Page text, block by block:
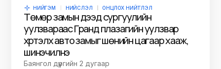
НИЙГЭМ НИЙСЛЭЛ ОНЦЛОХ НИЙТЛЭЛ
Төмөр замын дээд сургуулийн
уулзвараас Гранд плазагийн уулзвар
хүртэлх авто замыг шөнийн цагаар хааж,
шинэчилнэ
Баянгол дүүргийн 2 дугаар